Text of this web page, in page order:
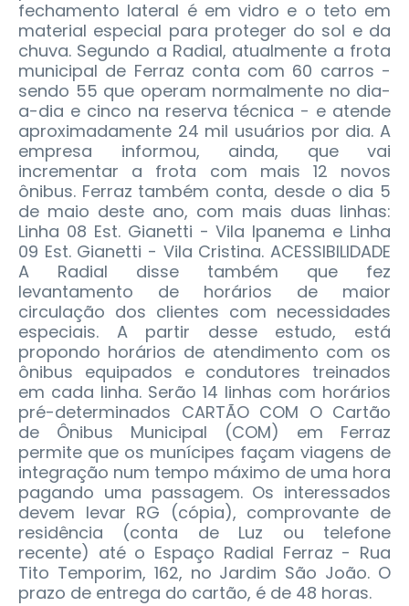
fechamento lateral é em vidro e o teto em
material especial para proteger do sol e da
chuva. Segundo a Radial, atualmente a frota
municipal de Ferraz conta com 60 carros -
sendo 55 que operam normalmente no dia-
a-dia e cinco na reserva técnica - e atende
aproximadamente 24 mil usuários por dia. A
empresa informou, ainda, que vai
incrementar a frota com mais 12 novos
ônibus. Ferraz também conta, desde o dia 5
de maio deste ano, com mais duas linhas:
Linha 08 Est. Gianetti - Vila Ipanema e Linha
09 Est. Gianetti - Vila Cristina. ACESSIBILIDADE
A Radial disse também que fez
levantamento de horários de maior
circulação dos clientes com necessidades
especiais. A partir desse estudo, está
propondo horários de atendimento com os
ônibus equipados e condutores treinados
em cada linha. Serão 14 linhas com horários
pré-determinados CARTÃO COM O Cartão
de Ônibus Municipal (COM) em Ferraz
permite que os munícipes façam viagens de
integração num tempo máximo de uma hora
pagando uma passagem. Os interessados
devem levar RG (cópia), comprovante de
residência (conta de Luz ou telefone
recente) até o Espaço Radial Ferraz - Rua
Tito Temporim, 162, no Jardim São João. O
prazo de entrega do cartão, é de 48 horas.